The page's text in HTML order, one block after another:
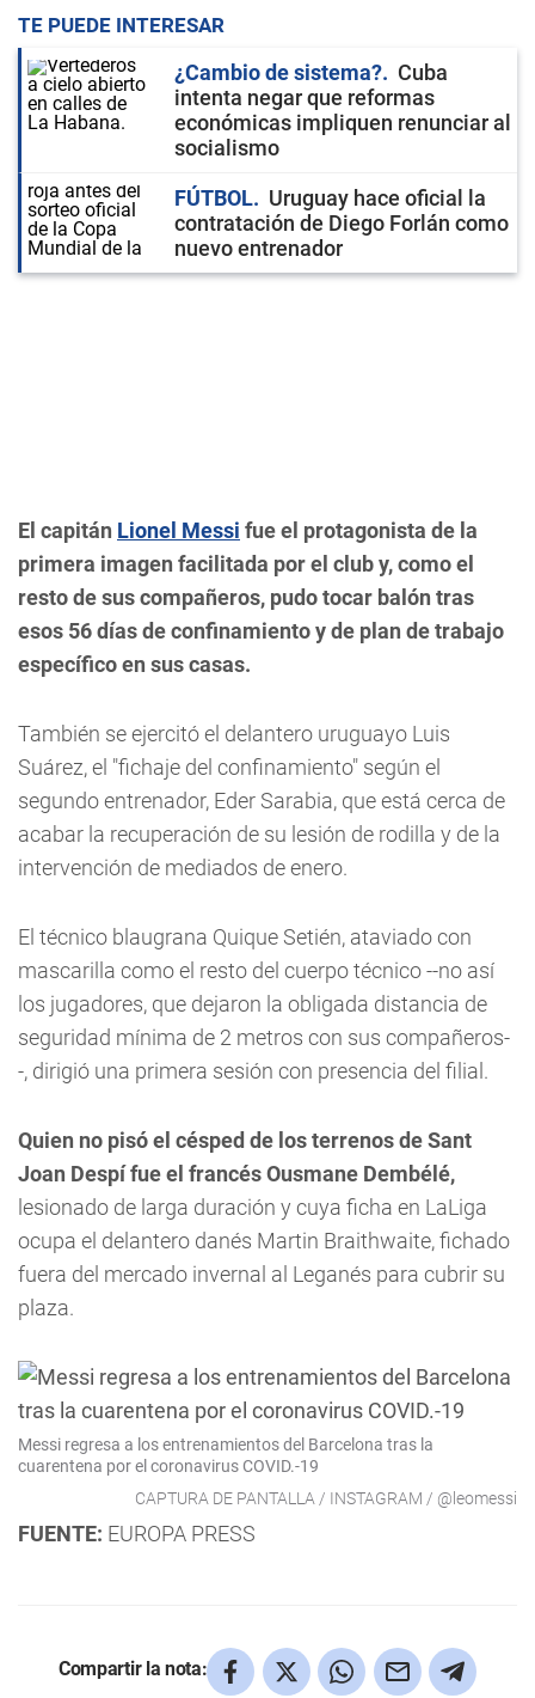
TE PUEDE INTERESAR
¿Cambio de sistema?
Cuba
intenta negar que reformas
económicas impliquen renunciar al
socialismo
FÚTBOL
Uruguay hace oficial la
contratación de Diego Forlán como
nuevo entrenador
El capitán Lionel Messi fue el protagonista de la
primera imagen facilitada por el club y, como el
resto de sus compañeros, pudo tocar balón tras
esos 56 días de confinamiento y de plan de trabajo
específico en sus casas.
También se ejercitó el delantero uruguayo Luis
Suárez, el "fichaje del confinamiento" según el
segundo entrenador, Eder Sarabia, que está cerca de
acabar la recuperación de su lesión de rodilla y de la
intervención de mediados de enero.
El técnico blaugrana Quique Setién, ataviado con
mascarilla como el resto del cuerpo técnico --no así
los jugadores, que dejaron la obligada distancia de
seguridad mínima de 2 metros con sus compañeros-
-, dirigió una primera sesión con presencia del filial.
Quien no pisó el césped de los terrenos de Sant
Joan Despí fue el francés Ousmane Dembélé,
lesionado de larga duración y cuya ficha en LaLiga
ocupa el delantero danés Martin Braithwaite, fichado
fuera del mercado invernal al Leganés para cubrir su
plaza.
Messi regresa a los entrenamientos del Barcelona tras la
cuarentena por el coronavirus COVID.-19
CAPTURA DE PANTALLA / INSTAGRAM / @leomessi
FUENTE: EUROPA PRESS
Compartir la nota: